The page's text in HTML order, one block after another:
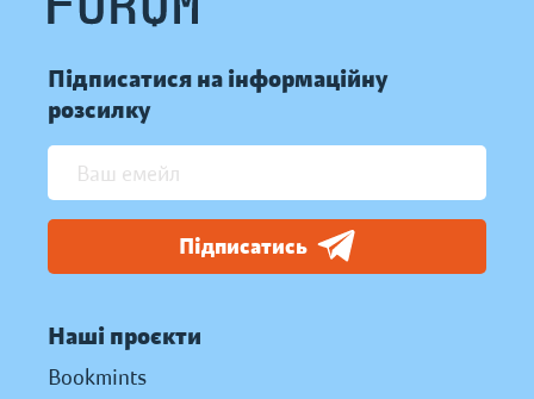
Підписатися на інформаційну
розсилку
Підписатись
Наші проєкти
Bookmints